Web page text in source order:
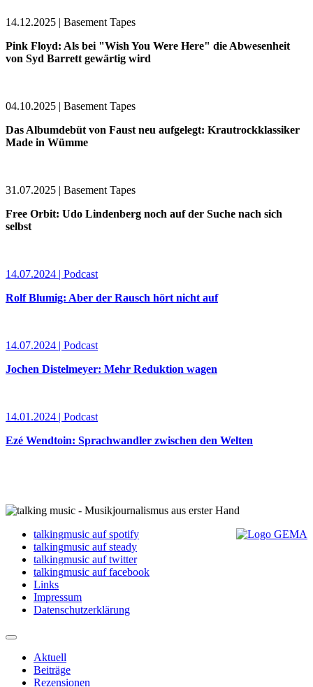
14.12.2025 | Basement Tapes
Pink Floyd: Als bei "Wish You Were Here" die Abwesenheit
von Syd Barrett gewärtig wird
04.10.2025 | Basement Tapes
Das Albumdebüt von Faust neu aufgelegt: Krautrockklassiker
Made in Wümme
31.07.2025 | Basement Tapes
Free Orbit: Udo Lindenberg noch auf der Suche nach sich
selbst
14.07.2024 | Podcast
Rolf Blumig: Aber der Rausch hört nicht auf
14.07.2024 | Podcast
Jochen Distelmeyer: Mehr Reduktion wagen
14.01.2024 | Podcast
Ezé Wendtoin: Sprachwandler zwischen den Welten
talkingmusic auf spotify
talkingmusic auf steady
talkingmusic auf twitter
talkingmusic auf facebook
Links
Impressum
Datenschutzerklärung
Aktuell
Beiträge
Rezensionen